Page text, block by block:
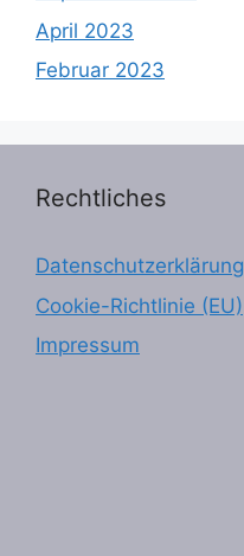
April 2023
Februar 2023
Rechtliches
Datenschutzerklärung
Cookie-Richtlinie (EU)
Impressum